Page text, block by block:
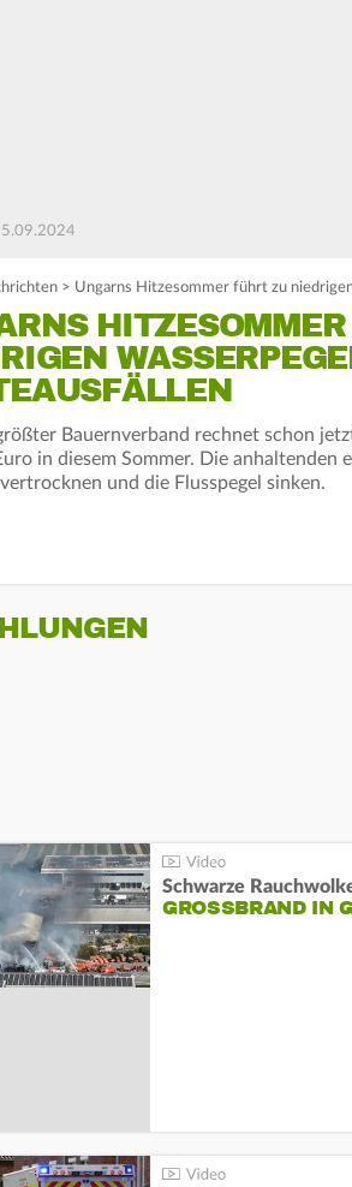
> Ungarns Hitzesommer führt zu
Bauernverband rechnet schon
in diesem Sommer. Die anhaltenden
und die Flusspegel sinken.
Schwarze
GROSSBRAND IN